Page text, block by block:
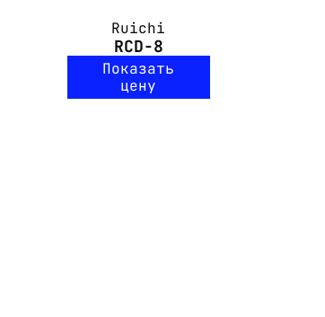
Ruichi
RCD-8
Показать
цену